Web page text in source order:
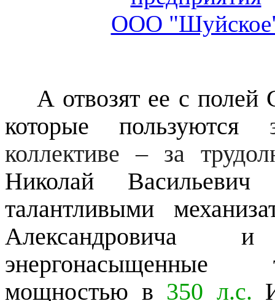
А отвозят ее с
которые пользуются
коллективе – за
Николай
талантливыми
Александровича
мощностью в 350 л.с.